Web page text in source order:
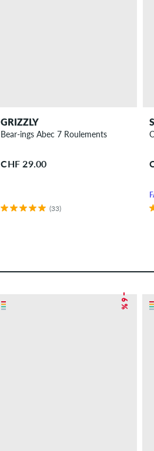
GRIZZLY
Bear-ings Abec 7 Roulements
CHF 29.00
(33)
– 6 %